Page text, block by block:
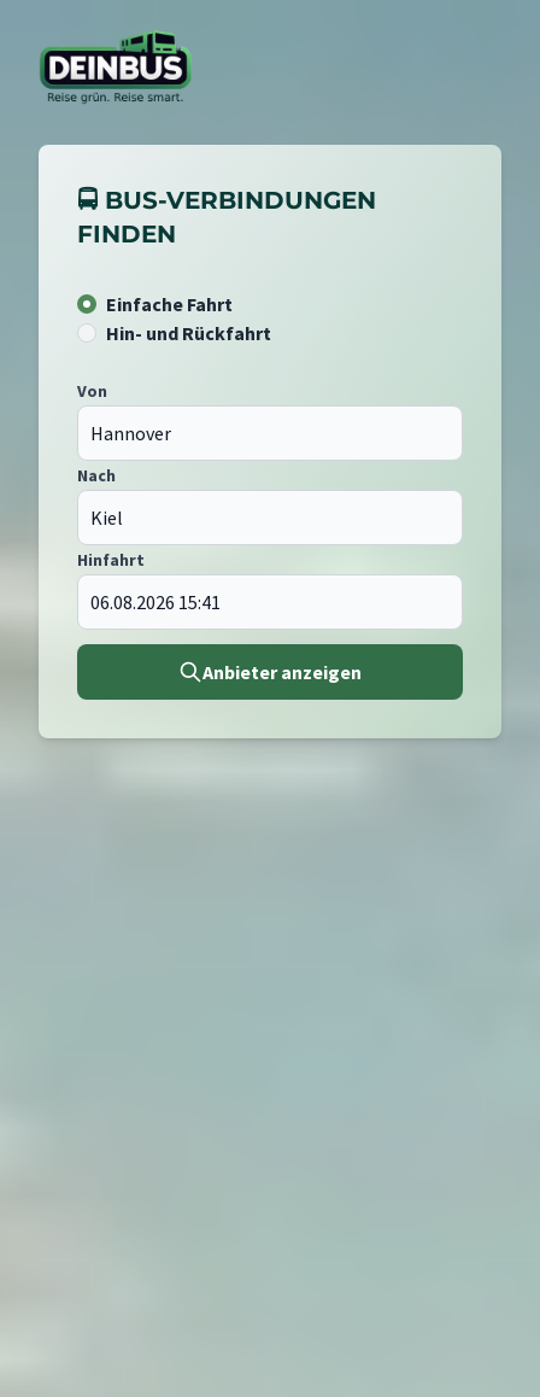
🚍 BUS-VERBINDUNGEN
FINDEN
Einfache Fahrt
Hin- und Rückfahrt
Von
Nach
Hinfahrt
Anbieter anzeigen